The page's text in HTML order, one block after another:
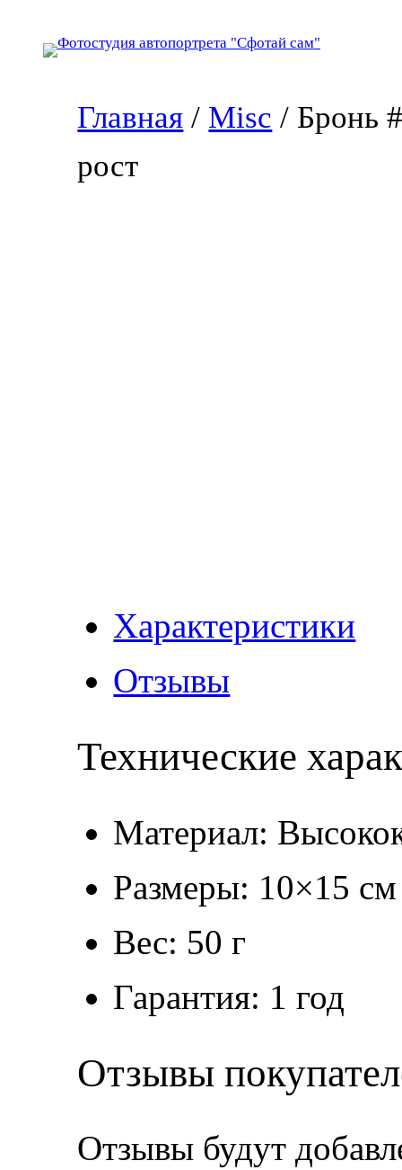
Главная / Misc / Бронь
рост
Характеристики
Отзывы
Технические
Материал:
Размеры: 10×15 см
Вес: 50 г
Гарантия: 1 год
Отзывы
Отзывы будут